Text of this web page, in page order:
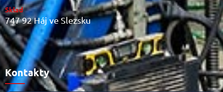
Sklad
747 92 Háj ve Slezsku
Kontakty